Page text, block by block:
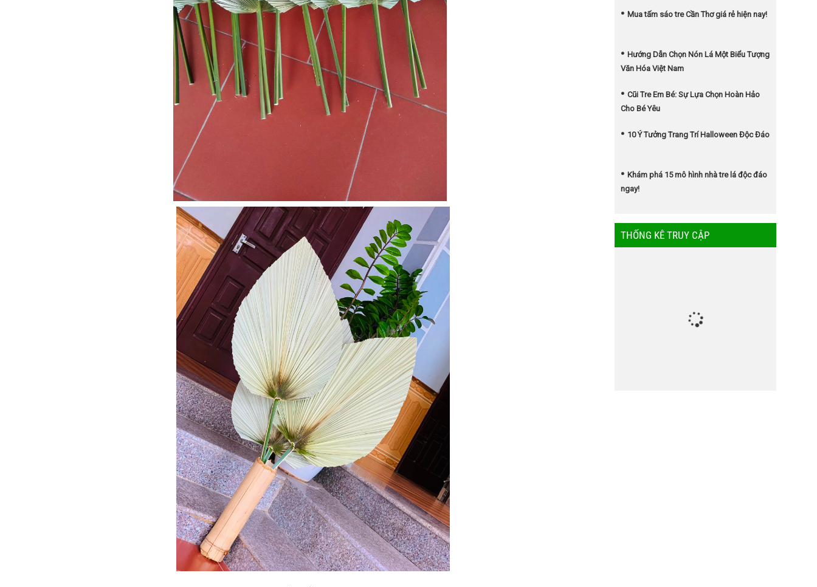
Mua tấm sáo tre Cần Thơ giá rẻ hiện nay!
Hướng Dẫn Chọn Nón Lá Một Biểu Tượng
Văn Hóa Việt Nam
Cũi Tre Em Bé: Sự Lựa Chọn Hoàn Hảo
Cho Bé Yêu
10 Ý Tưởng Trang Trí Halloween Độc Đáo
Khám phá 15 mô hình nhà tre lá độc đáo
ngay!
THỐNG KÊ TRUY CẬP